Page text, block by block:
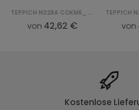
TEPPICH N328A COKME_ PES_ PALERMO - BEŻOWY, ZŁOTY
von 42,62 € von
Kostenlose